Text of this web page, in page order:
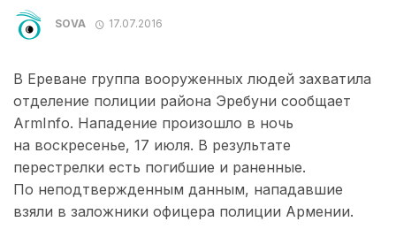
SOVA 17.07.2016
В Ереване группа вооруженных людей захватила
отделение полиции района Эребуни сообщает
ArmInfo. Нападение произошло в ночь
на воскресенье, 17 июля. В результате
перестрелки есть погибшие и раненные.
По неподтвержденным данным, нападавшие
взяли в заложники офицера полиции Армении.